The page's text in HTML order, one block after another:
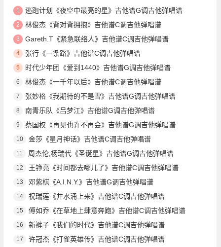
1 逃跑计划《夜空中最亮的星》吉他谱G调吉他弹唱谱
2 林俊杰《背对背拥抱》吉他谱C调吉他弹唱谱
3 Gareth.T《紧急联络人》吉他谱C调吉他弹唱谱
4 张行《一条路》吉他谱C调吉他弹唱谱
5 时代少年团《爱到1440》吉他谱G调吉他弹唱谱
6 林俊杰《一千年以后》吉他谱C调吉他弹唱谱
7 张妙格《我期待的不是雪》吉他谱G调吉他弹唱谱
8 南青乐队《吕梦江》吉他谱G调吉他弹唱谱
9 蔡国权《再见也许不再会》吉他谱G调吉他弹唱谱
10 金莎《星月神话》吉他谱C调吉他弹唱谱
11 周杰伦,杨瑞代《圣诞星》吉他谱G调吉他弹唱谱
12 王铮亮《时间都去哪儿了》吉他谱C调吉他弹唱谱
13 邓紫棋《A.I.N.Y.》吉他谱G调吉他弹唱谱
14 祝瑞莲《井水涌上来》吉他谱C调吉他弹唱谱
15 傅如乔《在草地上肆意奔跑》吉他谱C调吉他弹唱谱
16 新裤子《我们的时代》吉他谱C调吉他弹唱谱
17 许冠杰《打雀英雄传》吉他谱C调吉他弹唱谱